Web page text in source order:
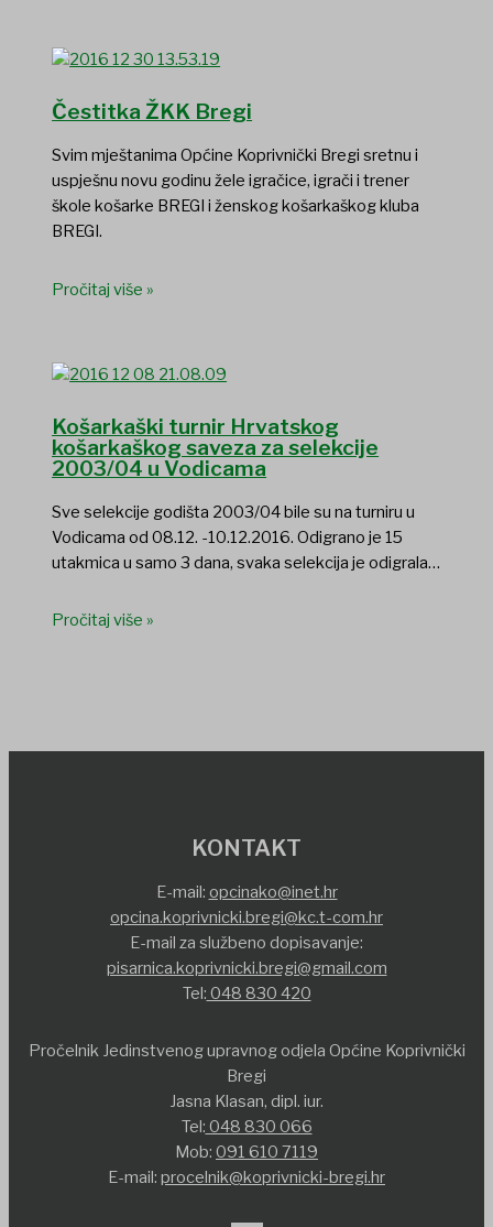
Čestitka ŽKK Bregi
Svim mještanima Općine Koprivnički Bregi sretnu i
uspješnu novu godinu žele igračice, igrači i trener
škole košarke BREGI i ženskog košarkaškog kluba
BREGI.
Pročitaj više »
Košarkaški turnir Hrvatskog
košarkaškog saveza za selekcije
2003/04 u Vodicama
Sve selekcije godišta 2003/04 bile su na turniru u
Vodicama od 08.12. -10.12.2016. Odigrano je 15
utakmica u samo 3 dana, svaka selekcija je odigrala…
Pročitaj više »
KONTAKT
E-mail: opcinako@inet.hr
opcina.koprivnicki.bregi@kc.t-com.hr
E-mail za službeno dopisavanje:
pisarnica.koprivnicki.bregi@gmail.com
Tel: 048 830 420
Pročelnik Jedinstvenog upravnog odjela Općine Koprivnički
Bregi
Jasna Klasan, dipl. iur.
Tel: 048 830 066
Mob: 091 610 7119
E-mail: procelnik@koprivnicki-bregi.hr